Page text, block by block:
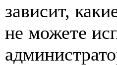
зависит,
не можете